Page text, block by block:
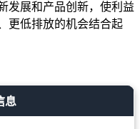
发展和产品创新，使利益
更低排放的机会结合起
息